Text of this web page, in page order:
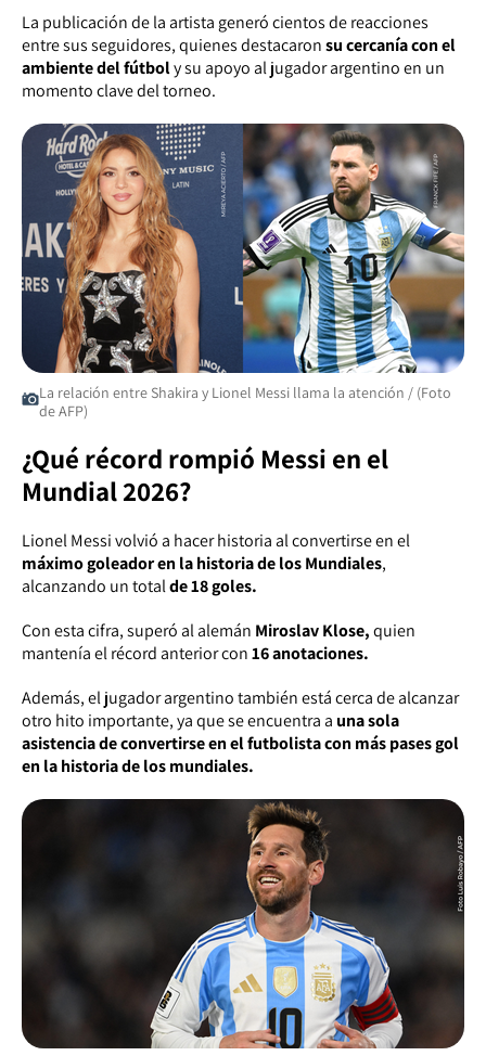
La publicación de la artista generó cientos de reacciones
entre sus seguidores, quienes destacaronsu cercanía con el
ambiente del fútboly su apoyo al jugador argentino en un
momento clave del torneo.
La relación entre Shakira y Lionel Messi llama la atención / (Foto
de AFP)
¿Qué récord rompió Messi en el
Mundial 2026?
Lionel Messi volvió a hacer historia al convertirse en el
máximo goleador en la historia de los Mundiales,
alcanzando un totalde 18 goles.
Con esta cifra, superó al alemán Miroslav Klose,quien
mantenía el récord anterior con16 anotaciones.
Además, el jugador argentino también está cerca de alcanzar
otro hito importante, ya que se encuentra a una sola
asistencia de convertirse en el futbolista con más pases gol
en la historia de los mundiales.